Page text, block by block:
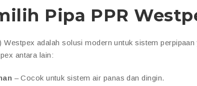
Pipa PPR
adalah solusi modern untuk sistem perpipaan
antara lain:
– Cocok untuk sistem air panas dan dingin.